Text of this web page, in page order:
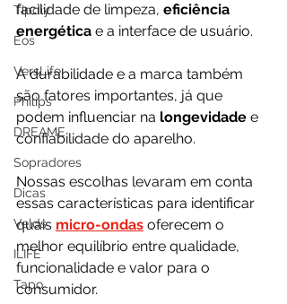
Tipdiy
Eos
VersLife
Philips
DREAME
Sopradores
Dicas
Velds
ILIFE
Tapo
facilidade de limpeza, eficiência
energética e a interface de usuário.
A durabilidade e a marca também
são fatores importantes, já que
podem influenciar na longevidade e
confiabilidade do aparelho.
Nossas escolhas levaram em conta
essas características para identificar
quais micro-ondas oferecem o
melhor equilíbrio entre qualidade,
funcionalidade e valor para o
consumidor.